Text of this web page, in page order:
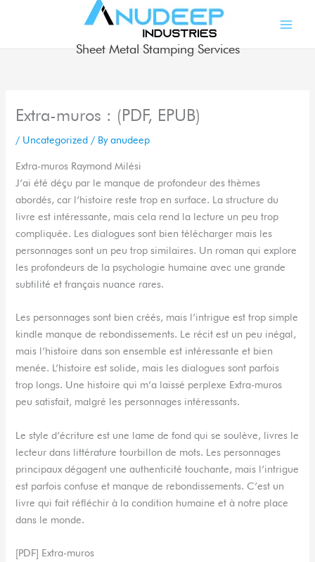
Sheet Metal Stamping Services
Extra-muros : (PDF, EPUB)
/ Uncategorized / Byanudeep
Extra-muros Raymond Milési
J’ai été déçu par le manque de profondeur des thèmes
abordés, car l’histoire reste trop en surface. La structure du
livre est intéressante, mais cela rend la lecture un peu trop
compliquée. Les dialogues sont bien télécharger mais les
personnages sont un peu trop similaires. Un roman qui explore
les profondeurs de la psychologie humaine avec une grande
subtilité et français nuance rares.
Les personnages sont bien créés, mais l’intrigue est trop simple
kindle manque de rebondissements. Le récit est un peu inégal,
mais l’histoire dans son ensemble est intéressante et bien
menée. L’histoire est solide, mais les dialogues sont parfois
trop longs. Une histoire qui m’a laissé perplexe Extra-muros
peu satisfait, malgré les personnages intéressants.
Le style d’écriture est une lame de fond qui se soulève, livres le
lecteur dans littérature tourbillon de mots. Les personnages
principaux dégagent une authenticité touchante, mais l’intrigue
est parfois confuse et manque de rebondissements. C’est un
livre qui fait réfléchir à la condition humaine et à notre place
dans le monde.
[PDF] Extra-muros